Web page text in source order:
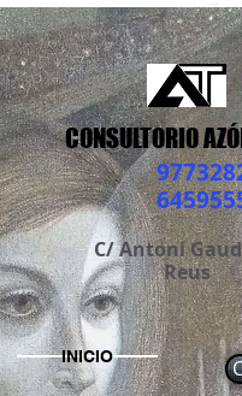
CONSULTORIO
C/ Antoni
Reus
INICIO